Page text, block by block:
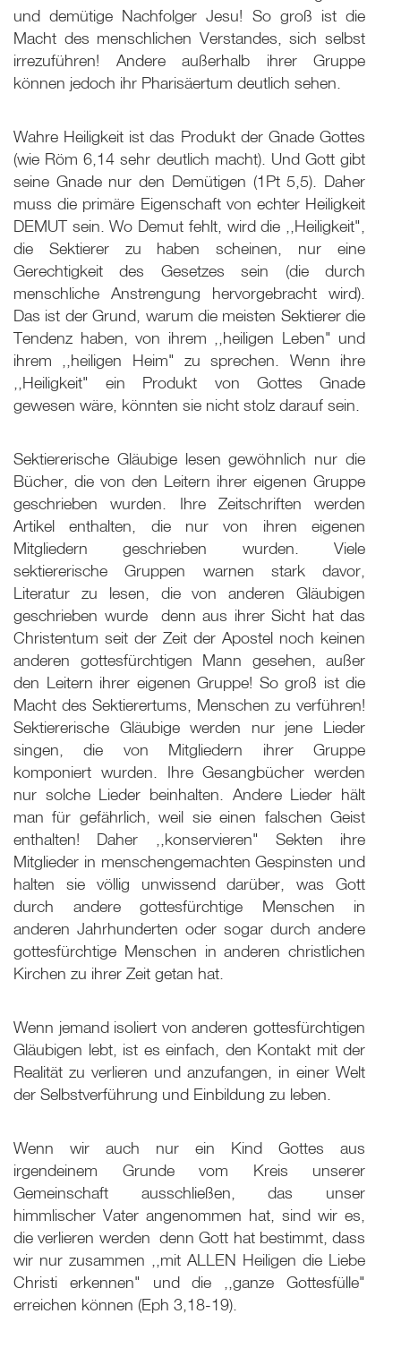
und demütige Nachfolger Jesu! So groß ist die
Macht des menschlichen Verstandes, sich selbst
irrezuführen! Andere außerhalb ihrer Gruppe
können jedoch ihr Pharisäertum deutlich sehen.
Wahre Heiligkeit ist das Produkt der Gnade Gottes
(wie Röm 6,14 sehr deutlich macht). Und Gott gibt
seine Gnade nur den Demütigen (1Pt 5 ,5). Daher
muss die primäre Eigenschaft von echter Heiligkeit
DEMUT sein. Wo Demut fehlt, wird die ,,Heiligkeit",
die Sektierer zu haben scheinen, nur eine
Gerechtigkeit des Gesetzes sein (die durch
menschliche Anstrengung hervorgebracht wird).
Das ist der Grund, warum die meisten Sektierer die
Tendenz haben, von ihrem ,,heiligen Leben" und
ihrem ,,heiligen Heim" zu sprechen. Wenn ihre
,,Heiligkeit" ein Produkt von Gottes Gnade
gewesen wäre, könnten sie nicht stolz darauf sein.
Sektiererische Gläubige lesen gewöhnlich nur die
Bücher, die von den Leitern ihrer eigenen Gruppe
geschrieben wurden. Ihre Zeitschriften werden
Artikel enthalten, die nur von ihren eigenen
Mitgliedern geschrieben wurden. Viele
sektiererische Gruppen warnen stark davor,
Literatur zu lesen, die von anderen Gläubigen
geschrieben wurde ­ denn aus ihrer Sicht hat das
Christentum seit der Zeit der Apostel noch keinen
anderen gottesfürchtigen Mann gesehen, außer
den Leitern ihrer eigenen Gruppe! So groß ist die
Macht des Sektierertums, Menschen zu verführen!
Sektiererische Gläubige werden nur jene Lieder
singen, die von Mitgliedern ihrer Gruppe
komponiert wurden. Ihre Gesangbücher werden
nur solche Lieder beinhalten. Andere Lieder hält
man für gefährlich, weil sie einen falschen Geist
enthalten! Daher ,,konservieren" Sekten ihre
Mitglieder in menschengemachten Gespinsten und
halten sie völlig unwissend darüber, was Gott
durch andere gottesfürchtige Menschen in
anderen Jahrhunderten oder sogar durch andere
gottesfürchtige Menschen in anderen christlichen
Kirchen zu ihrer Zeit getan hat.
Wenn jemand isoliert von anderen gottesfürchtigen
Gläubigen lebt, ist es einfach, den Kontakt mit der
Realität zu verlieren und anzufangen, in einer Welt
der Selbstverführung und Einbildung zu leben.
Wenn wir auch nur ein Kind Gottes aus
irgendeinem Grunde vom Kreis unserer
Gemeinschaft ausschließen, das unser
himmlischer Vater angenommen hat, sind wir es,
die verlieren werden ­ denn Gott hat bestimmt, dass
wir nur zusammen ,,mit ALLEN Heiligen die Liebe
Christi erkennen" und die ,,ganze Gottesfülle"
erreichen können (Eph 3 ,18-19).